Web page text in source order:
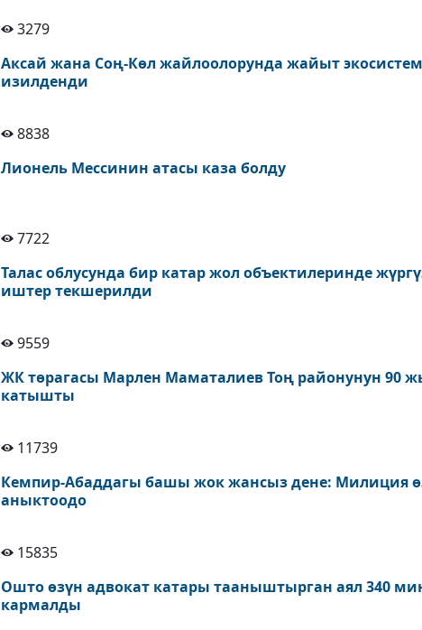
3279
Аксай жана Соң-Көл жайлоолорунда жайыт
изилденди
8838
Лионель Мессинин атасы каза болду
7722
Талас облусунда бир катар жол объектилеринде
иштер текшерилди
9559
ЖК төрагасы Марлен Маматалиев Тоң районунун 90
катышты
11739
Кемпир-Абаддагы башы жок жансыз дене: Милиция
аныктоодо
15835
Ошто өзүн адвокат катары тааныштырган аял 340
кармалды